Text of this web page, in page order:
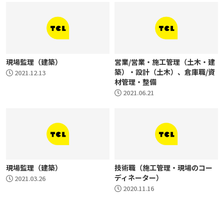
現場監理（建築）
2021.12.13
営業/営業・施工管理（土木・建
築）・設計（土木）、倉庫職/資
材管理・整備
2021.06.21
現場監理（建築）
2021.03.26
技術職（施工管理・現場のコー
ディネーター）
2020.11.16